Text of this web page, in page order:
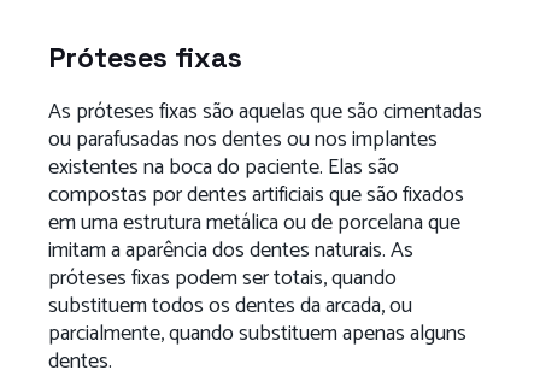
Próteses fixas
As próteses fixas são aquelas que são cimentadas
ou parafusadas nos dentes ou nos implantes
existentes na boca do paciente. Elas são
compostas por dentes artificiais que são fixados
em uma estrutura metálica ou de porcelana que
imitam a aparência dos dentes naturais. As
próteses fixas podem ser totais, quando
substituem todos os dentes da arcada, ou
parcialmente, quando substituem apenas alguns
dentes.